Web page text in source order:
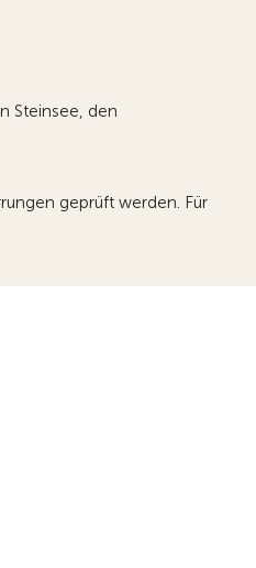
Steinsee, den
geprüft werden. Für